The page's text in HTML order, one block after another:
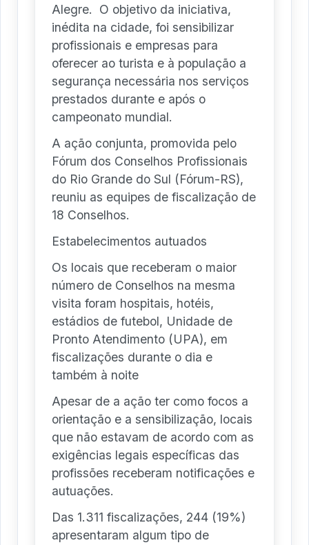
Alegre. O objetivo da iniciativa,
inédita na cidade, foi sensibilizar
profissionais e empresas para
oferecer ao turista e à população a
segurança necessária nos serviços
prestados durante e após o
campeonato mundial.
A ação conjunta, promovida pelo
Fórum dos Conselhos Profissionais
do Rio Grande do Sul (Fórum-RS),
reuniu as equipes de fiscalização de
18 Conselhos.
Estabelecimentos autuados
Os locais que receberam o maior
número de Conselhos na mesma
visita foram hospitais, hotéis,
estádios de futebol, Unidade de
Pronto Atendimento (UPA), em
fiscalizações durante o dia e
também à noite
Apesar de a ação ter como focos a
orientação e a sensibilização, locais
que não estavam de acordo com as
exigências legais específicas das
profissões receberam notificações e
autuações.
Das 1.311 fiscalizações, 244 (19%)
apresentaram algum tipo de